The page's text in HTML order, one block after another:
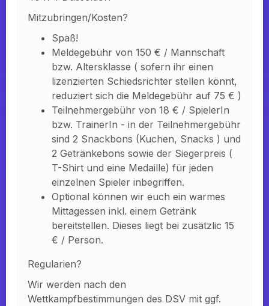
Mitzubringen/Kosten?
Spaß!
Meldegebühr von 150 € / Mannschaft
bzw. Altersklasse ( sofern ihr einen
lizenzierten Schiedsrichter stellen könnt,
reduziert sich die Meldegebühr auf 75 € )
Teilnehmergebühr von 18 € / SpielerIn
bzw. TrainerIn - in der Teilnehmergebühr
sind 2 Snackbons (Kuchen, Snacks ) und
2 Getränkebons sowie der Siegerpreis (
T-Shirt und eine Medaille) für jeden
einzelnen Spieler inbegriffen.
Optional können wir euch ein warmes
Mittagessen inkl. einem Getränk
bereitstellen. Dieses liegt bei zusätzlic 15
€ / Person.
Regularien?
Wir werden nach den
Wettkampfbestimmungen des DSV mit ggf.